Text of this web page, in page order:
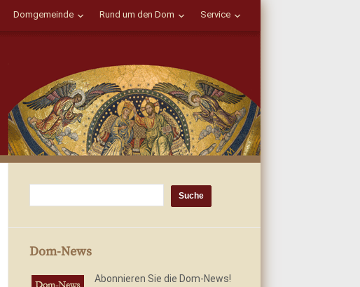
Domgemeinde Rund um den Dom Service
Dom-News
Abonnieren Sie die Dom-News!